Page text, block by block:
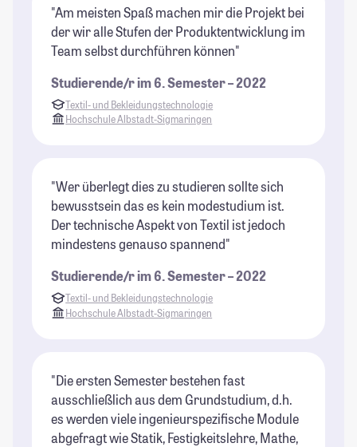
"Am meisten Spaß machen mir die Projekt bei
der wir alle Stufen der Produktentwicklung im
Team selbst durchführen können"
Studierende/r im 6. Semester – 2022
Textil- und Bekleidungstechnologie
Hochschule Albstadt-Sigmaringen
"Wer überlegt dies zu studieren sollte sich
bewusstsein das es kein modestudium ist.
Der technische Aspekt von Textil ist jedoch
mindestens genauso spannend"
Studierende/r im 6. Semester – 2022
Textil- und Bekleidungstechnologie
Hochschule Albstadt-Sigmaringen
"Die ersten Semester bestehen fast
ausschließlich aus dem Grundstudium, d.h.
es werden viele ingenieurspezifische Module
abgefragt wie Statik, Festigkeitslehre, Mathe,